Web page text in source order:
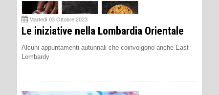
Martedì 03 Ottobre 2023
Le iniziative nella Lombardia Orientale
Alcuni appuntamenti autunnali che coinvolgono anche East
Lombardy